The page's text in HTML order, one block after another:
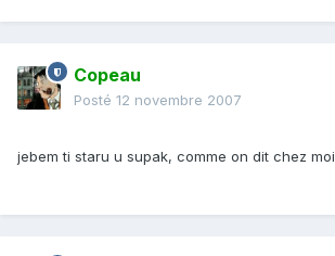
Copeau
Posté 12 novembre 2007
jebem ti staru u supak, comme on dit chez moi